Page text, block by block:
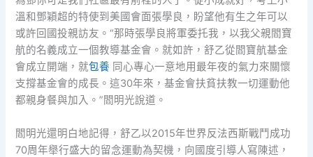
溫和鄧穎超的特使到美國會面張學良，盼望他有生之年可以
或許回國投親訪友。“那時張學良將軍委托我，以我父親閻寶
航的名義成立一個教導基金會。就如許，舒乙從閻寶航基金
會成立開端，就包養 同心專心一意地用最年夜的氣力來關懷
支撐基金會的成長。這30年來，基金會扶貧扶教一切運動他
都親身餐與加入。”閻明光說道。
閻明光還明白地記得，舒乙以2015年世界反法西斯戰鬥成功
70周年舉行盛大的留念運動為契機，向國度引導人寫陳述，